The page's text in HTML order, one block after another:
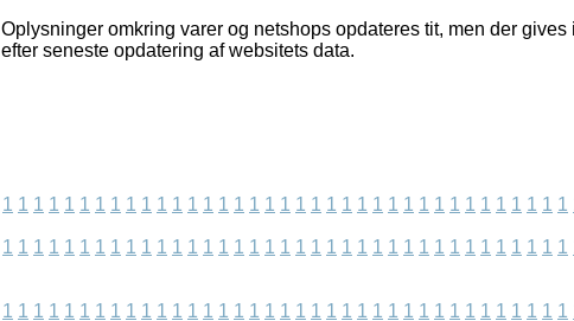
Oplysninger omkring varer og netshops opdateres tit, men der
efter seneste opdatering af websitets data.
1 1 1 1 1 1 1 1 1 1 1 1 1 1 1 1 1 1 1 1 1 1 1 1 1 1 1 1 1 1 1 1 1 1 1 1 1
1 1 1 1 1 1 1 1 1 1 1 1 1 1 1 1 1 1 1 1 1 1 1 1 1 1 1 1 1 1 1 1 1 1 1 1 1
1 1 1 1 1 1 1 1 1 1 1 1 1 1 1 1 1 1 1 1 1 1 1 1 1 1 1 1 1 1 1 1 1 1 1 1 1